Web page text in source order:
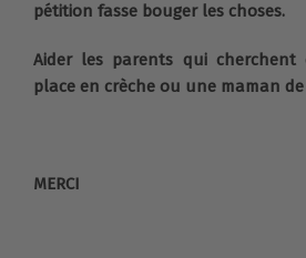
pétition fasse bouger les choses.
Aider les parents qui cherchent
place en crèche ou une maman
MERCI